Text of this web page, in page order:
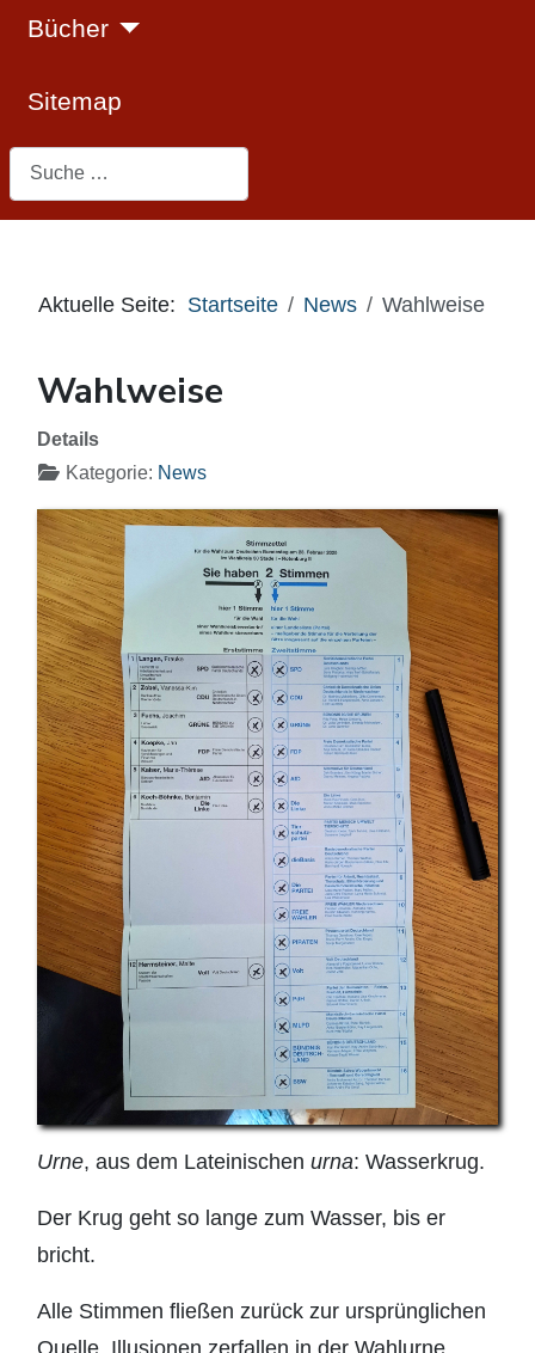
Bücher
Sitemap
Suchen
Aktuelle Seite: Startseite News Wahlweise
Wahlweise
Details
Kategorie: News
Urne, aus dem Lateinischen urna: Wasserkrug.
Der Krug geht so lange zum Wasser, bis er
bricht.
Alle Stimmen fließen zurück zur ursprünglichen
Quelle. Illusionen zerfallen in der Wahlurne.